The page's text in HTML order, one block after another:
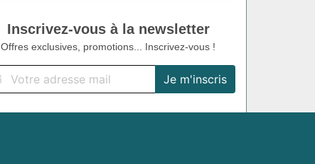
Inscrivez-vous à la newsletter
Offres exclusives, promotions... Inscrivez-vous !